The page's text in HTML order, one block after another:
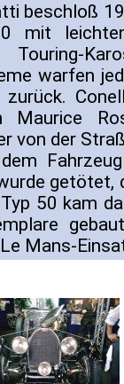
beschloß
mit
Touring-
warfen
zurück.
Maurice
von der
getötet,
50 kam
Mans-